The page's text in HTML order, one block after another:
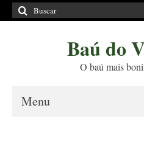
Buscar
por:
Baú do
O baú mais
Menu